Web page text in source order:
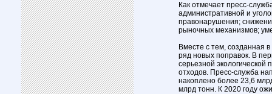
Как отмечает пресс-
административной и
правонарушения;
рыночных механизмов;
Вместе с тем, созданная
ряд новых поправок. В
серьезной
отходов. Пресс-служба
накоплено более 23,6
млрд тонн. К 2020 году